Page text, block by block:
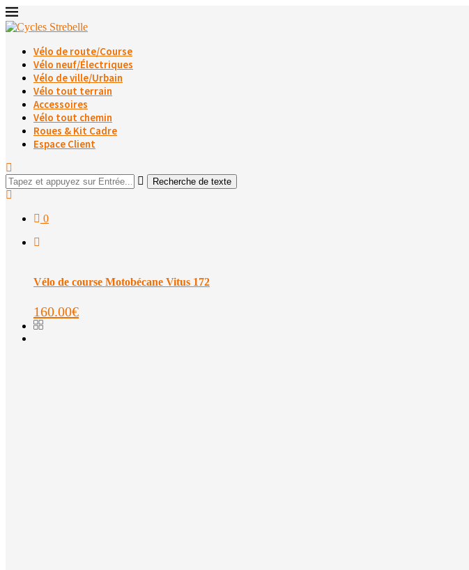
Vélo de route/Course
Vélo neuf/Électriques
Vélo de ville/Urbain
Vélo tout terrain
Accessoires
Vélo tout chemin
Roues & Kit Cadre
Espace Client
Recherche de texte
0
Vélo de course Motobécane Vitus 172
160.00€